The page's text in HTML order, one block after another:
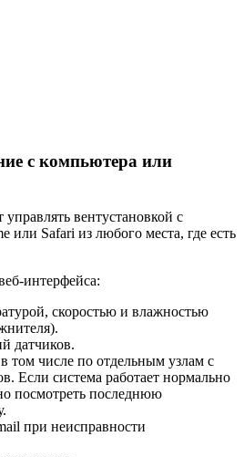
с компьютера или
вентустановкой с
или Safari из любого места, где есть
интерфейса:
скоростью и влажностью
датчиков.
том числе по отдельным узлам с
Если система работает нормально
посмотреть последнюю
при неисправности